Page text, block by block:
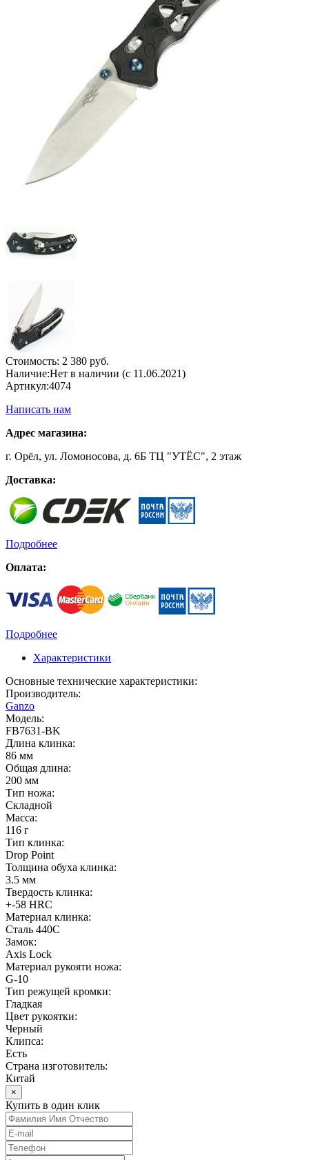
Стоимость: 2 380 руб.
Наличие:Нет в наличии (с 11.06.2021)
Артикул:4074
Написать нам
Адрес магазина:
г. Орёл, ул. Ломоносова, д. 6Б ТЦ "УТЁС", 2 этаж
Доставка:
Подробнее
Оплата:
Подробнее
Характеристики
Основные технические характеристики:
Производитель:
Ganzo
Модель:
FB7631-BK
Длина клинка:
86 мм
Общая длина:
200 мм
Тип ножа:
Складной
Масса:
116 г
Тип клинка:
Drop Point
Толщина обуха клинка:
3.5 мм
Твердость клинка:
+-58 HRC
Материал клинка:
Сталь 440C
Замок:
Axis Lock
Материал рукояти ножа:
G-10
Тип режущей кромки:
Гладкая
Цвет рукоятки:
Черный
Клипса:
Есть
Страна изготовитель:
Китай
×
Купить в один клик